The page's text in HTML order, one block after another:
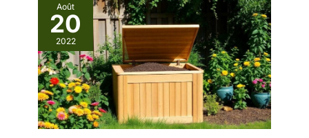
Août
20
2022